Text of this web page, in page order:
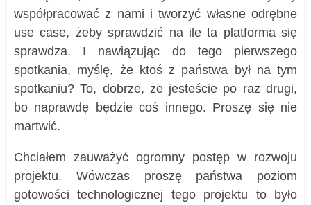
współpracować z nami i tworzyć własne odrębne
use case, żeby sprawdzić na ile ta platforma się
sprawdza. I nawiązując do tego pierwszego
spotkania, myślę, że ktoś z państwa był na tym
spotkaniu? To, dobrze, że jesteście po raz drugi,
bo naprawdę będzie coś innego. Proszę się nie
martwić.
Chciałem zauważyć ogromny postęp w rozwoju
projektu. Wówczas proszę państwa poziom
gotowości technologicznej tego projektu to było